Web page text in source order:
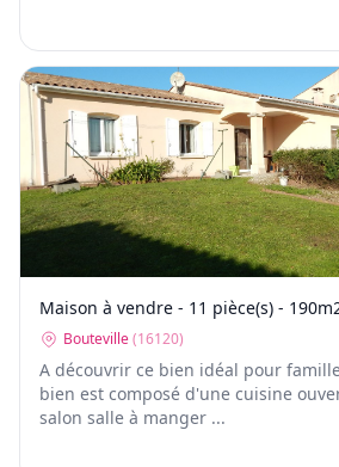
Maison à vendre - 11 pièce(s) -
Bouteville(16120)
A découvrir ce bien idéal pour
bien est composé d'une cuisine
salon salle à manger ...